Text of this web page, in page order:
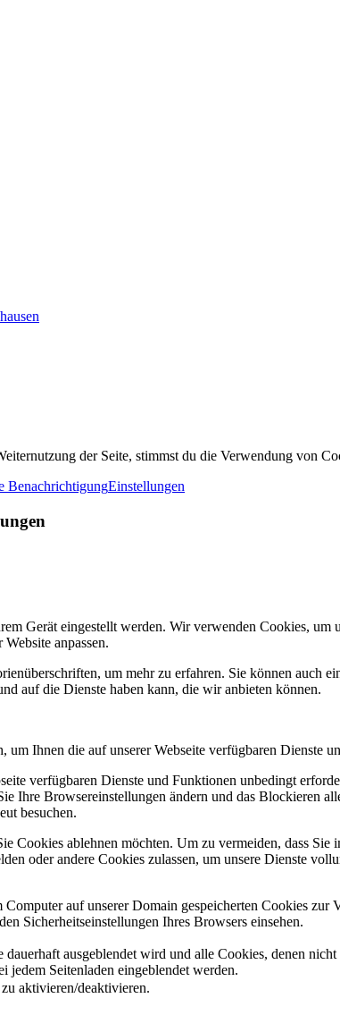
der Seite, stimmst du die Verwendung von
BenachrichtigungEinstellungen
Gerät eingestellt werden. Wir verwenden Cookies,
anpassen.
um mehr zu erfahren. Sie können auch
auf die Dienste haben kann, die wir anbieten können.
um Ihnen die auf unserer Webseite verfügbaren Dienste
verfügbaren Dienste und Funktionen unbedingt
Ihre Browsereinstellungen ändern und das Blockieren
besuchen.
Cookies ablehnen möchten. Um zu vermeiden, dass
oder andere Cookies zulassen, um unsere Dienste
auf unserer Domain gespeicherten Cookies
Sicherheitseinstellungen Ihres Browsers einsehen.
ausgeblendet wird und alle Cookies, denen
Seitenladen eingeblendet werden.
aktivieren/deaktivieren.